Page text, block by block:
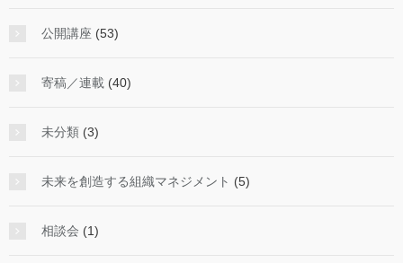
公開講座 (53)
寄稿／連載 (40)
未分類 (3)
未来を創造する組織マネジメント (5)
相談会 (1)